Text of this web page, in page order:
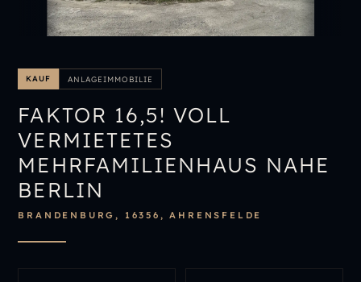
IMMOBILIE BEWERTEN
KAUF ANLAGEIMMOBILIE
FAKTOR 16,5! VOLL
VERMIETETES
MEHRFAMILIENHAUS NAHE
BERLIN
BRANDENBURG, 16356, AHRENSFELDE